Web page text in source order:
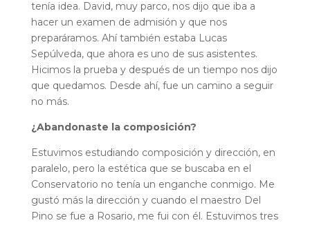
tenía idea. David, muy parco, nos dijo que iba a
hacer un examen de admisión y que nos
preparáramos. Ahí también estaba Lucas
Sepúlveda, que ahora es uno de sus asistentes.
Hicimos la prueba y después de un tiempo nos dijo
que quedamos. Desde ahí, fue un camino a seguir
no más.
¿Abandonaste la composición?
Estuvimos estudiando composición y dirección, en
paralelo, pero la estética que se buscaba en el
Conservatorio no tenía un enganche conmigo. Me
gustó más la dirección y cuando el maestro Del
Pino se fue a Rosario, me fui con él. Estuvimos tres